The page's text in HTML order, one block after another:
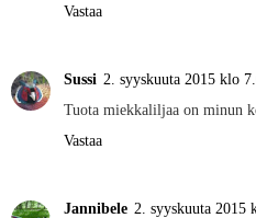
Vastaa
Sussi 2. syyskuuta 2015 klo
Tuota miekkaliljaa on minun
Vastaa
Jannibele 2. syyskuuta 2015